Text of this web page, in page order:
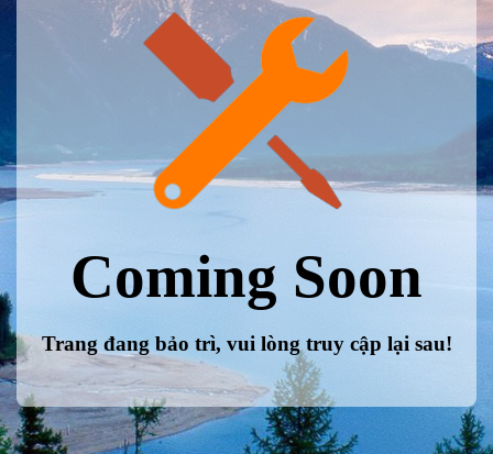
Coming Soon
Trang đang bảo trì, vui lòng truy cập lại sau!